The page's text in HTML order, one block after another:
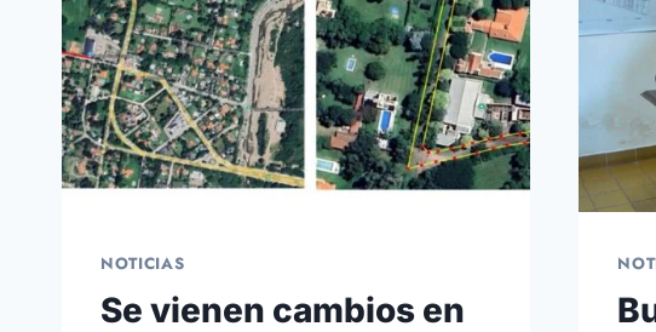
NOTICIAS
Se vienen cambios en